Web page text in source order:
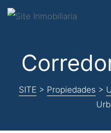
SITE > Propiedades >